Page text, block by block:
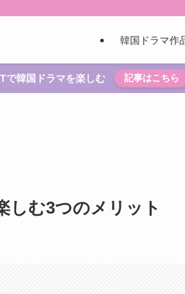
韓国ドラマ作
で韓国ドラマを楽しむ 記事はこちら
しむ3つのメリット